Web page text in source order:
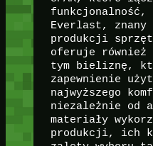
Everlast, znany
produkcji
oferuje również
tym bieliznę,
zapewnienie
najwyższego
niezależnie od
materiały
produkcji, ich